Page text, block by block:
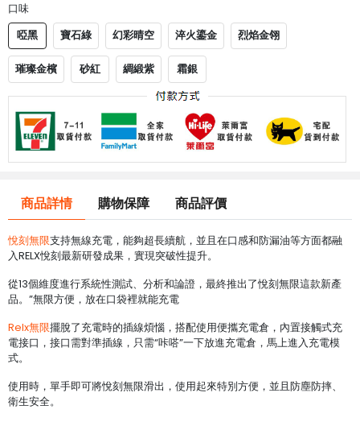
口味
啞黑 寶石綠 幻彩晴空 淬火鎏金
烈焰金翎
璀璨金檳
砂紅 綢緞紫 霜銀
商品詳情 購物保障 商品評價
悅刻無限支持無線充電，能夠超長續航，並且在口感和防漏油等方面都融
入RELX悅刻最新研發成果，實現突破性提升。
從13個維度進行系統性測試、分析和論證，最終推出了悅刻無限這款新產
品。”無限方便，放在口袋裡就能充電
Relx無限擺脫了充電時的插線煩惱，搭配使用便攜充電倉，內置接觸式充
電接口，接口需對準插線，只需“咔嗒”一下放進充電倉，馬上進入充電模
式。
使用時，單手即可將悅刻無限滑出，使用起來特別方便，並且防塵防摔、
衛生安全。